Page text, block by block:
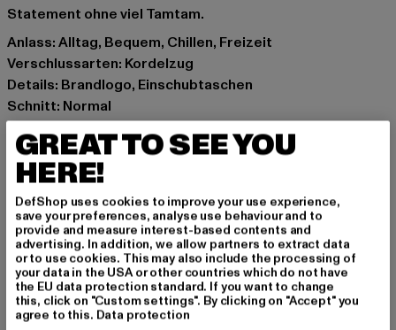
Statement ohne viel Tamtam.
Anlass: Alltag, Bequem, Chillen, Freizeit
Verschlussarten: Kordelzug
Details: Brandlogo, Einschubtaschen
Schnitt: Normal
Marke: Juicy Couture
Kat.: Trousers - Sweat
Farbe: grün
Materialzusammensetzung: 95% Polyester, 5%
Baumwolle
Art.Nr: JCCHU0002-06686
Hersteller: INK GmbH |support@juicycouture.com
Schnellgasse 2 | 52249 Eschweiler | DE
GREAT TO SEE YOU
HERE!
DefShop uses cookies to improve your use experience,
save your preferences, analyse use behaviour and to
provide and measure interest-based contents and
advertising. In addition, we allow partners to extract data
or to use cookies. This may also include the processing of
your data in the USA or other countries which do not have
the EU data protection standard. If you want to change
this, click on "Custom settings". By clicking on "Accept" you
agree to this. Data protection